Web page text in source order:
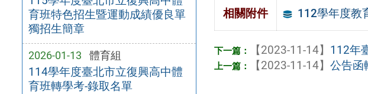
育班特色招生暨運動成績優良單
獨招生簡章
2026-01-13 體育組
114學年度臺北市立復興高中體
育班轉學考-錄取名單
相關附件 112學年度教
【2023-11-14】 112年
【2023-11-14】公告函